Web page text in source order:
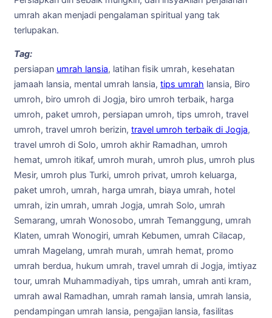
umrah akan menjadi pengalaman spiritual yang tak
terlupakan.
Tag:
persiapan umrah lansia, latihan fisik umrah, kesehatan
jamaah lansia, mental umrah lansia, tips umrah lansia, Biro
umroh, biro umroh di Jogja, biro umroh terbaik, harga
umroh, paket umroh, persiapan umroh, tips umroh, travel
umroh, travel umroh berizin, travel umroh terbaik di Jogja,
travel umroh di Solo, umroh akhir Ramadhan, umroh
hemat, umroh itikaf, umroh murah, umroh plus, umroh plus
Mesir, umroh plus Turki, umroh privat, umroh keluarga,
paket umroh, umrah, harga umrah, biaya umrah, hotel
umrah, izin umrah, umrah Jogja, umrah Solo, umrah
Semarang, umrah Wonosobo, umrah Temanggung, umrah
Klaten, umrah Wonogiri, umrah Kebumen, umrah Cilacap,
umrah Magelang, umrah murah, umrah hemat, promo
umrah berdua, hukum umrah, travel umrah di Jogja, imtiyaz
tour, umrah Muhammadiyah, tips umrah, umrah anti kram,
umrah awal Ramadhan, umrah ramah lansia, umrah lansia,
pendampingan umrah lansia, pengajian lansia, fasilitas